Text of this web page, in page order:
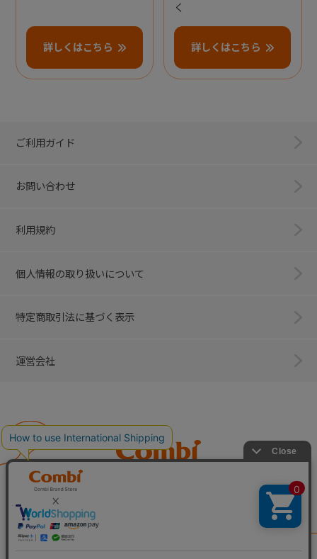
詳しくはこちら
く
詳しくはこちら
ご利用ガイド
お問い合わせ
利用規約
個人情報の取り扱いについて
特定商取引法に基づく表示
運営会社